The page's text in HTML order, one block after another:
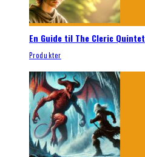
En Guide til The Cleric Quintet
Produkter